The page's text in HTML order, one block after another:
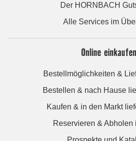
Der HORNBACH
Alle Services im
Online einkaufen
Bestellmöglichkeiten &
Bestellen & nach Hause
Kaufen & in den Markt
Reservieren & Abholen